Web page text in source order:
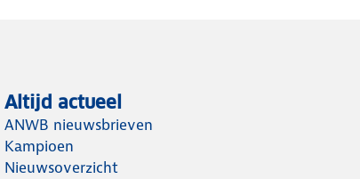
Altijd actueel
ANWB nieuwsbrieven
Kampioen
Nieuwsoverzicht